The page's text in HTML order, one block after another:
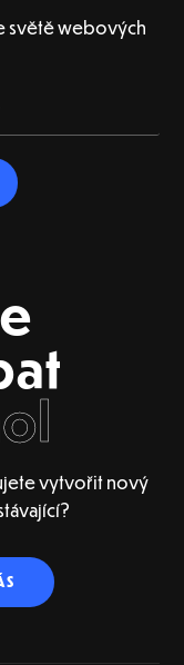
světě webových
vytvořit nový